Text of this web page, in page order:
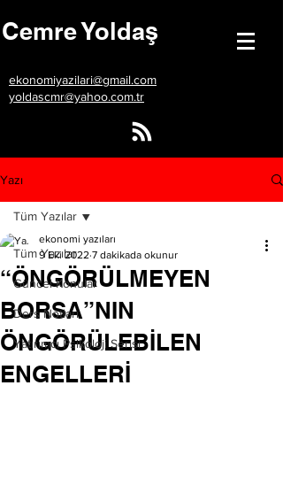
Cemre Yoldaş
ekonomiyazilari@gmail.com
yoldascmr@yahoo.com.tr
Yazı
Tüm Yazılar
Güncel Konular
Ders Notları
Yatırımcı Psikoloji Serisi
Tüm Yazılar
“ÖNGÖRÜLMEYEN
BORSA”NIN
ÖNGÖRÜLEBİLEN
ENGELLERİ
ekonomi yazıları
9 Eki 2022 7 dakikada okunur